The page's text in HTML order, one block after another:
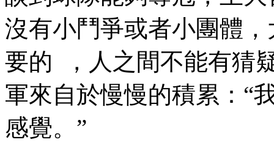
沒有小鬥爭或者小團體
要的  ，人之間不能有猜
軍來自於慢慢的積累：
感覺 。”